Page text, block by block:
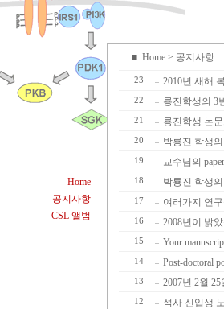
Home
공지사항
CSL 앨범
■ Home > 공지사항
23 2010년 새해
22 룡진학생의 3
21 룡진학생 논
20 박룡진 학생
19 교수님의
18 박룡진 학생
17 여러가지 연
16 2008년이 밝
15 Your
14 Post-doctoral
13 2007년 2월
12 석사 신입생